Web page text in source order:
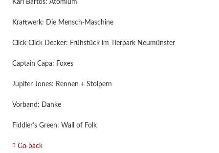
Karl Bartos: Atomium
Kraftwerk: Die Mensch-Maschine
Click Click Decker: Frühstück im Tierpark Neumünster
Captain Capa: Foxes
Jupiter Jones: Rennen + Stolpern
Vorband: Danke
Fiddler’s Green: Wall of Folk
Go back